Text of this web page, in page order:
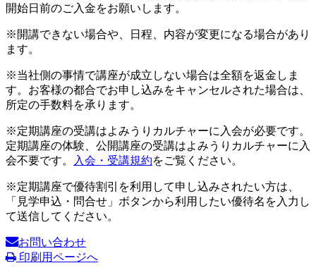
開始日前のご入金をお願いします。
※開講できない場合や、日程、内容が変更になる場合があり
ます。
※当社側の事情で講座が成立しない場合は全額を返金しま
す。お客様の都合でお申し込みをキャンセルされた場合は、
所定の手数料を承ります。
※定期講座の受講はよみうりカルチャーに入会が必要です。
定期講座の体験、公開講座の受講はよみうりカルチャーに入
会不要です。
入会・受講規約をご覧ください。
※定期講座で優待割引を利用して申し込みされたい方は、
「見学申込・問合せ」ボタンから利用したい優待名を入力し
て送信してください。
お問い合わせ
印刷用ページへ